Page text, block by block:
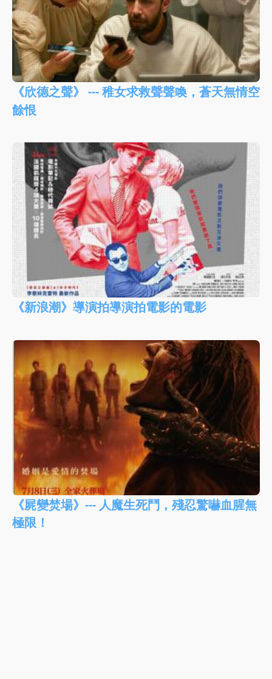
《欣德之聲》 --- 稚女求救聲聲喚，蒼天無情空
餘恨
《新浪潮》導演拍導演拍電影的電影
《屍變焚場》--- 人魔生死鬥，殘忍驚嚇血腥無
極限！